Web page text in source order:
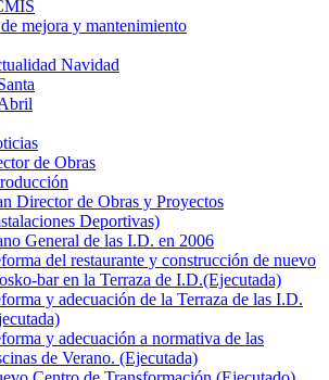
mejora y mantenimiento
Navidad
de Obras
Director de Obras y Proyectos
Deportivas)
General de las I.D. en 2006
del restaurante y construcción de nuevo
bar en la Terraza de I.D.(Ejecutada)
y adecuación de la Terraza de las I.D.
y adecuación a normativa de las
de Verano. (Ejecutada)